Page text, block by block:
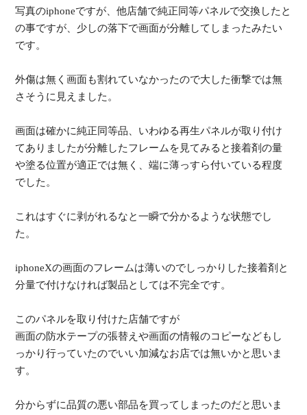
写真のiphoneですが、他店舗で純正同等パネルで交換したと
の事ですが、 少しの落下で画面が分離してしまったみたい
です。
外傷は無く画面も割れていなかったので大した衝撃では無
さそうに見えました。
画面は確かに純正同等品、 いわゆる再生パネルが取り付け
てありましたが分離したフレームを 見てみると接着剤の量
や塗る位置が適正では無く、端に薄っすら付いている程度
でした。
これはすぐに剥がれるなと一瞬で分かるような状態でし
た。
iphoneXの画面のフレームは薄いのでしっかりした接着剤と
分量で付けなければ製品としては不完全です。
このパネルを取り付けた店舗ですが
画面の防水テープの張替えや画面の情報のコピーなどもし
っかり行っていたのでいい加減なお店では無いかと思いま
す。
分からずに品質の悪い部品を買ってしまったのだと思いま